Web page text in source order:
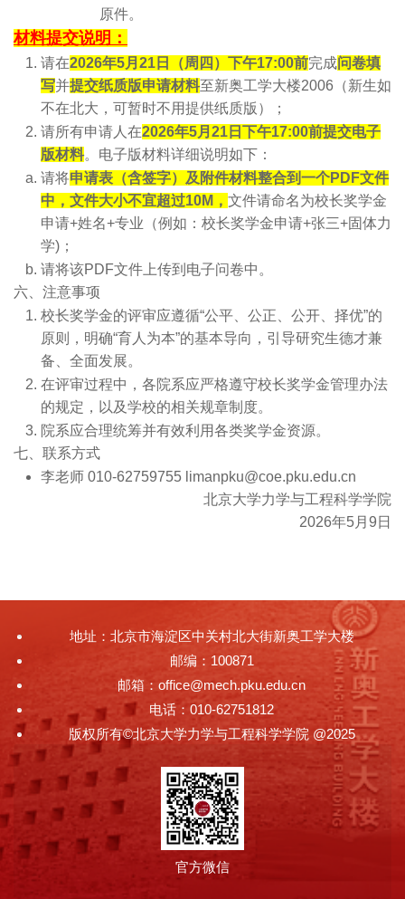
原件。
材料提交说明：
请在2026年5月21日（周四）下午17:00前完成问卷填
写并提交纸质版申请材料至新奥工学大楼2006（新生如
不在北大，可暂时不用提供纸质版）；
请所有申请人在2026年5月21日下午17:00前提交电子
版材料。电子版材料详细说明如下：
请将申请表（含签字）及附件材料整合到一个PDF文件
中，文件大小不宜超过10M， 文件请命名为校长奖学金
申请+姓名+专业（例如：校长奖学金申请+张三+固体力
学)；
请将该PDF文件上传到电子问卷中。
六、注意事项
校长奖学金的评审应遵循“公平、公正、公开、择优”的
原则，明确“育人为本”的基本导向，引导研究生德才兼
备、全面发展。
在评审过程中，各院系应严格遵守校长奖学金管理办法
的规定，以及学校的相关规章制度。
院系应合理统筹并有效利用各类奖学金资源。
七、联系方式
李老师 010-62759755 limanpku@coe.pku.edu.cn
北京大学力学与工程科学学院
2026年5月9日
地址：北京市海淀区中关村北大街新奥工学大楼
邮编：100871
邮箱：office@mech.pku.edu.cn
电话：010-62751812
版权所有©北京大学力学与工程科学学院 @2025
官方微信